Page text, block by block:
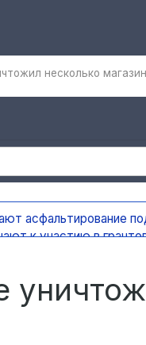
несколько
асфальтирование
к участию в